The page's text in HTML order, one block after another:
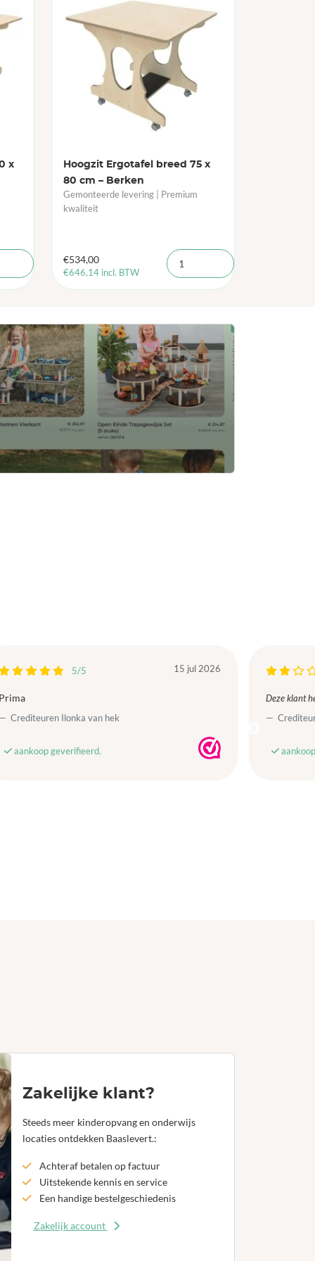
x
Hoogzit Ergotafel breed 75 x
80 cm – Berken
Gemonteerde levering | Premium
kwaliteit
€534,00
€646,14 incl. BTW
5/5 15 jul 2026
Crediteuren Ilonka van hek
aankoop geverifieerd.
Deze klant
Zakelijke klant?
Steeds meer kinderopvang en onderwijs
locaties ontdekken Baaslevert.:
Achteraf betalen op factuur
Uitstekende kennis en service
Een handige bestelgeschiedenis
Zakelijk account